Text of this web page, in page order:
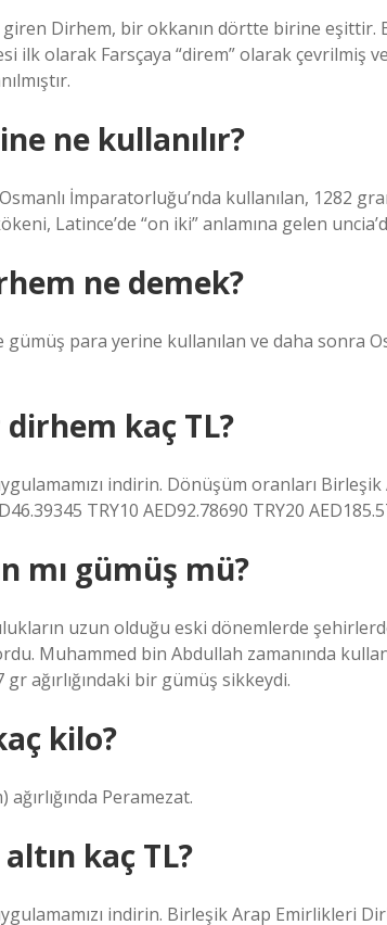
giren Dirhem, bir okkanın dörtte birine eşittir.
ilk olarak Farsçaya “direm” olarak
ne kullanılır?
Latince’de “on iki” anlamına gelen
ne demek?
para yerine kullanılan ve daha sonra
kaç TL?
indirin. Dönüşüm oranları
TRY10 AED92.78690 TRY20
mı gümüş mü?
uzun olduğu eski dönemlerde
Muhammed bin Abdullah zamanında
ağırlığındaki bir gümüş sikkeydi.
kilo?
Peramezat.
kaç TL?
indirin. Birleşik Arap Emirlikleri